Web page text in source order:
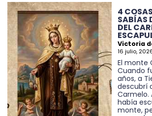
4
SABÍAS
DEL
Victoria
16 julio,
El monte
Cuando
años, a
descubrí
Carmelo.
había
monte,